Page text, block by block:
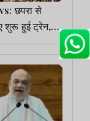
छपरा से
शुरू हुई ट्रेन,
ने दिखाई हरी